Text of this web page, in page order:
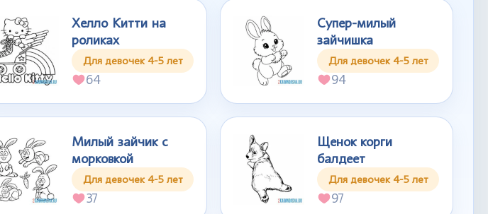
Хелло Китти на
роликах
Для девочек 4-5 лет
64
Супер-милый
зайчишка
Для девочек 4-5 лет
94
Милый зайчик с
морковкой
Для девочек 4-5 лет
37
Щенок корги
балдеет
Для девочек 4-5 лет
97